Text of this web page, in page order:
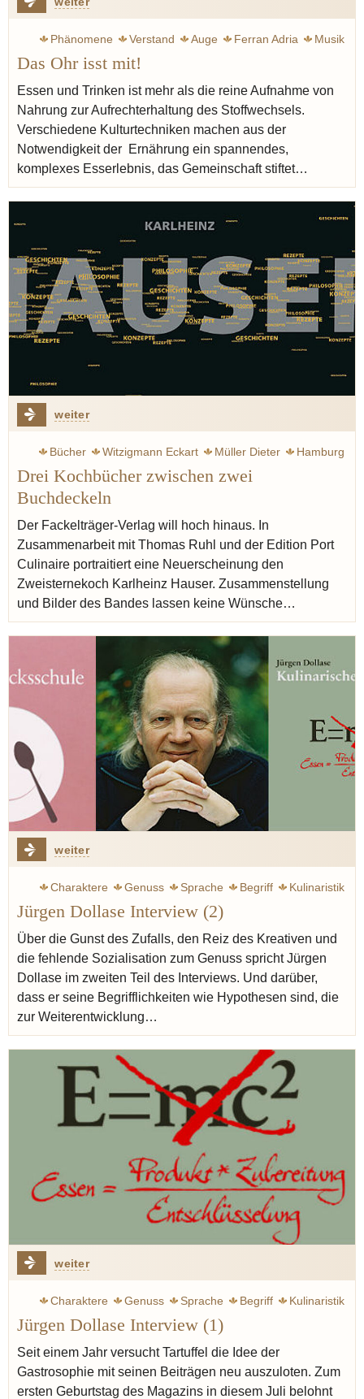
Phänomene Verstand Auge Ferran Adria
Musik
Spitzengastronomie
Das Ohr isst mit!
Essen und Trinken ist mehr als die reine Aufnahme von
Nahrung zur Aufrechterhaltung des Stoffwechsels.
Verschiedene Kulturtechniken machen aus der
Notwendigkeit der Ernährung ein spannendes,
komplexes Esserlebnis, das Gemeinschaft stiftet…
weiter
Bücher Witzigmann Eckart Müller Dieter
Hamburg
München
Rezept Ruhl Thomas
Drei Kochbücher zwischen zwei
Buchdeckeln
Der Fackelträger-Verlag will hoch hinaus. In
Zusammenarbeit mit Thomas Ruhl und der Edition Port
Culinaire portraitiert eine Neuerscheinung den
Zweisternekoch Karlheinz Hauser. Zusammenstellung
und Bilder des Bandes lassen keine Wünsche…
weiter
Charaktere Genuss Sprache Begriff
Kulinaristik
Spitzengastronomie
Standards
Gerfer-Ruhl Carola
Intelligenz
Ferran Adria
Redzepi René
Ducasse Alain
Robuchon Joël
Bottura Massimo
Jürgen Dollase Interview (2)
Über die Gunst des Zufalls, den Reiz des Kreativen und
die fehlende Sozialisation zum Genuss spricht Jürgen
Dollase im zweiten Teil des Interviews. Und darüber,
dass er seine Begrifflichkeiten wie Hypothesen sind, die
zur Weiterentwicklung…
weiter
Charaktere Genuss Sprache Begriff
Kulinaristik
Spitzengastronomie
Standards
Jürgen Dollase Interview (1)
Seit einem Jahr versucht Tartuffel die Idee der
Gastrosophie mit seinen Beiträgen neu auszuloten. Zum
ersten Geburtstag des Magazins in diesem Juli belohnt